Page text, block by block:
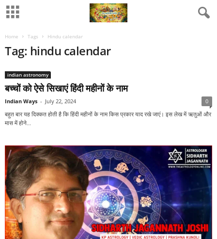
Home Tags Hindu calendar
Tag: hindu calendar
indian astronomy
बच्‍चों को ऐसे सिखाएं हिंदी महीनों के नाम
Indian Ways - July 22, 2024 0
बहुत बार यह दिक्‍कत होती है कि हिंदी महीनों के नाम किस प्रकार याद रखे जाएं। इस लेख में ऋतुओं और
मास में होने...